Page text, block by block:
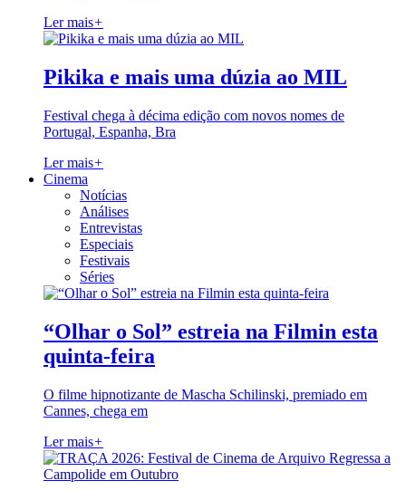
Ler mais+
Pikika e mais uma dúzia ao MIL
Festival chega à décima edição com novos nomes de
Portugal, Espanha, Bra
Ler mais+
Cinema
Notícias
Análises
Entrevistas
Especiais
Festivais
Séries
“Olhar o Sol” estreia na Filmin esta
quinta-feira
O filme hipnotizante de Mascha Schilinski, premiado em
Cannes, chega em
Ler mais+